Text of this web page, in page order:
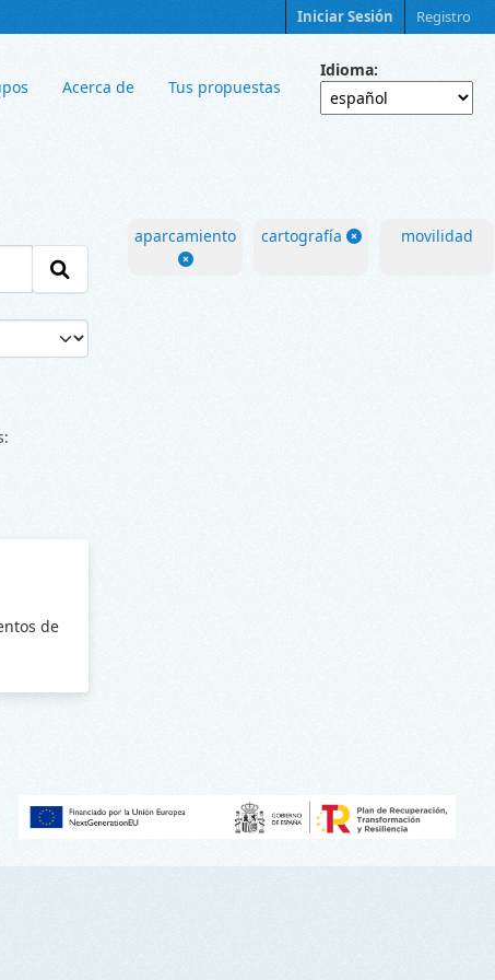
Iniciar Sesión Registro
Acerca de Tus propuestas
Idioma
de
aparcamiento cartografía movilidad